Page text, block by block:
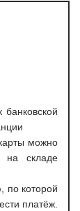
банковской
можно
на складе
по которой
платёж.